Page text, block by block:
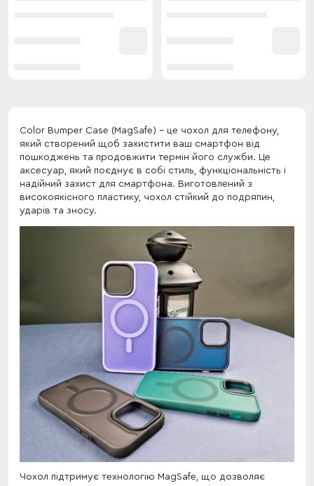
Color Bumper Case (MagSafe) - це чохол для телефону,
який створений щоб захистити ваш смартфон від
пошкоджень та продовжити термін його служби. Це
аксесуар, який поєднує в собі стиль, функціональність і
надійний захист для смартфона. Виготовлений з
високоякісного пластику, чохол стійкий до подряпин,
ударів та зносу.
Чохол підтримує технологію MagSafe, що дозволяє